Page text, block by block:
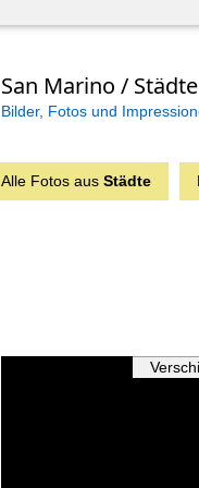
San Marino /
Bilder, Fotos und
Alle Fotos aus Städte